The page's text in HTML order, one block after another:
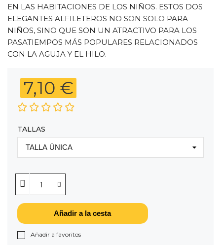
EN LAS HABITACIONES DE LOS NIÑOS. ESTOS DOS
ELEGANTES ALFILETEROS NO SON SOLO PARA
NIÑOS, SINO QUE SON UN ATRACTIVO PARA LOS
PASATIEMPOS MÁS POPULARES RELACIONADOS
CON LA AGUJA Y EL HILO.
7,10 €
TALLAS
Añadir a la cesta
Añadir a favoritos